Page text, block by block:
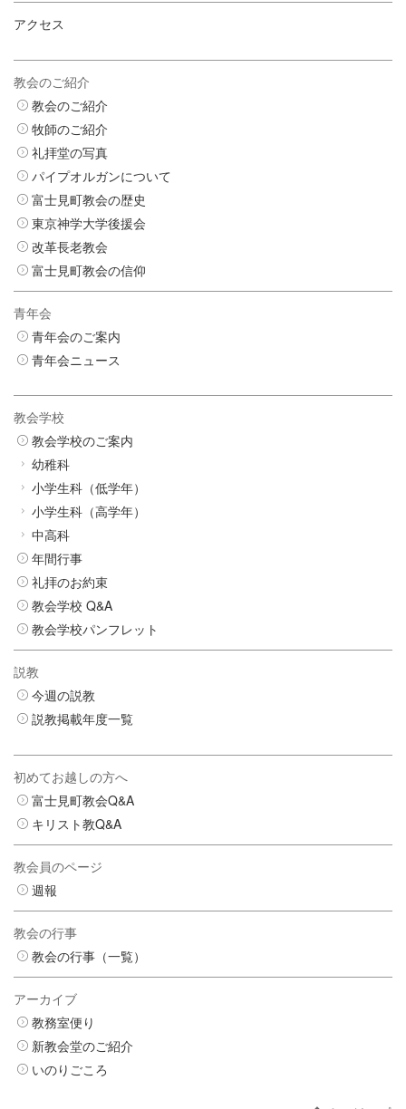
アクセス
教会のご紹介
教会のご紹介
牧師のご紹介
礼拝堂の写真
パイプオルガンについて
富士見町教会の歴史
東京神学大学後援会
改革長老教会
富士見町教会の信仰
青年会
青年会のご案内
青年会ニュース
教会学校
教会学校のご案内
幼稚科
小学生科（低学年）
小学生科（高学年）
中高科
年間行事
礼拝のお約束
教会学校 Q&A
教会学校パンフレット
説教
今週の説教
説教掲載年度一覧
初めてお越しの方へ
富士見町教会Q&A
キリスト教Q&A
教会員のページ
週報
教会の行事
教会の行事（一覧）
アーカイブ
教務室便り
新教会堂のご紹介
いのりごころ